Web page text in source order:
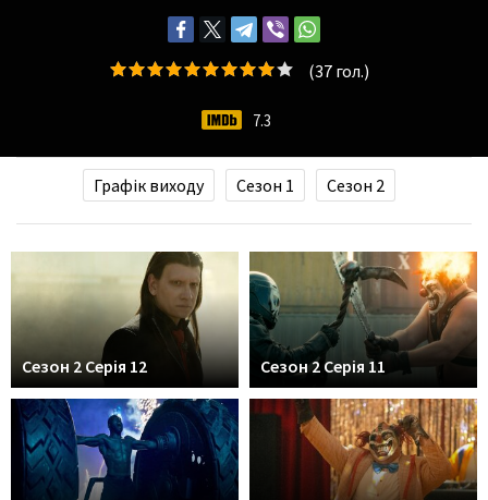
(37гол.)
7.3
Графік виходу Сезон 1 Сезон 2
Сезон 2 Серія 12 Сезон 2 Серія 11